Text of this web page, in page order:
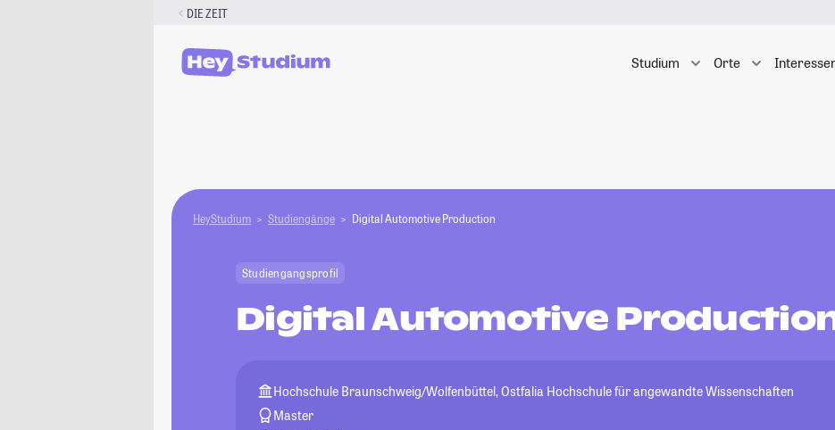
DIE ZEIT
Studium Orte
HeyStudium Studiengänge Digital Automotive Production
Studiengangsprofil
Digital Automotive
Hochschule Braunschweig/Wolfenbüttel, Ostfalia Hochschule für angewandte Wissenschaften
Master